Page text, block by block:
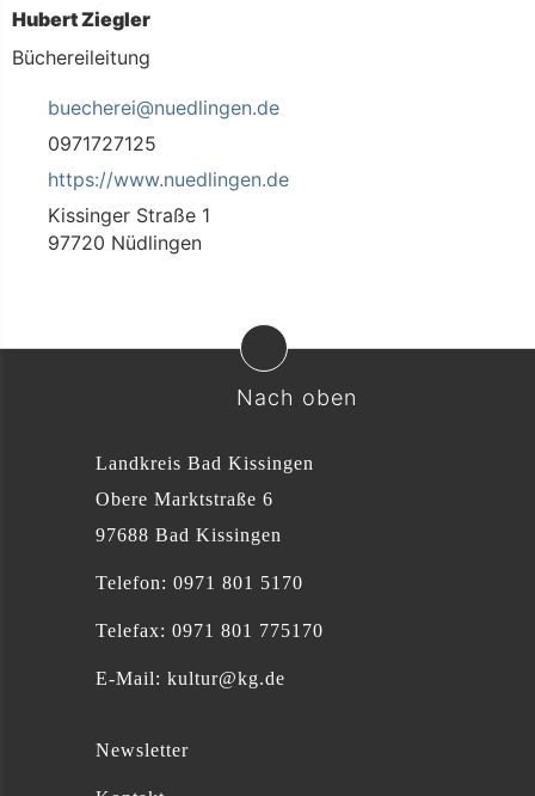
Hubert Ziegler
Büchereileitung
buecherei@nuedlingen.de
0971727125
https://www.nuedlingen.de
Kissinger Straße 1
97720 Nüdlingen
Nach oben
Landkreis Bad Kissingen
Obere Marktstraße 6
97688 Bad Kissingen
Telefon: 0971 801 5170
Telefax: 0971 801 775170
E-Mail: kultur@kg.de
Newsletter